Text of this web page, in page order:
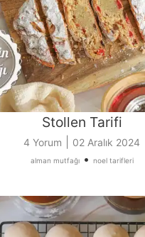
Stollen Tarifi
4 Yorum 02 Aralık 2024
alman mutfağı• noel tarifleri